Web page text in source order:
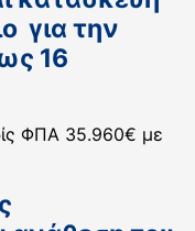
για την
16
ΦΠΑ 35.960€ με